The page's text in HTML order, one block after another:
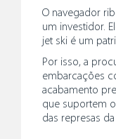
O navegador
um investidor.
jet ski é um
Por isso, a
embarcações
acabamento
que suportem
das represas